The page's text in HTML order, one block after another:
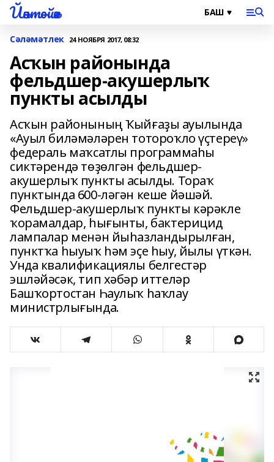
Йәнтөйәк
Сәләмәтлек 24 НОЯБРЯ 2017, 08:32
Асҡын районында
фельдшер-акушерлыҡ
пункты асылды
Асҡын районының Ҡыйғаҙы ауылында
«Ауыл биләмәләрен тотороҡло үҫтереү»
федераль маҡсатлы программаһы
сиктәрендә төҙөлгән фельдшер-
акушерлыҡ пункты асылды. Тораҡ
пунктында 600-ләгән кеше йәшәй.
Фельдшер-акушерлыҡ пункты кәрәкле
ҡорамалдар, һығынты, бактерицид
лампалар менән йыһазландырылған,
пунктҡа һыуыҡ һәм эҫе һыу, йылы үткән.
Унда квалификациялы белгестәр
эшләйәсәк, тип хәбәр иттеләр
Башҡортостан Һаулыҡ һаҡлау
министрлығында.